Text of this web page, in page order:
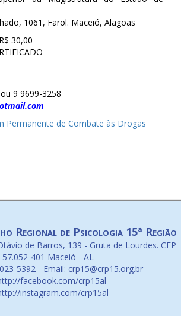
1061, Farol. Maceió, Alagoas
30,00
9 9699-3258
Permanente de Combate às Drogas
Regional de Psicologia 15ª Região
de Barros, 139 - Gruta de Lourdes. CEP
57.052-401 Maceió - AL
5392 - Email: crp15@crp15.org.br
facebook.com/crp15al
instagram.com/crp15al